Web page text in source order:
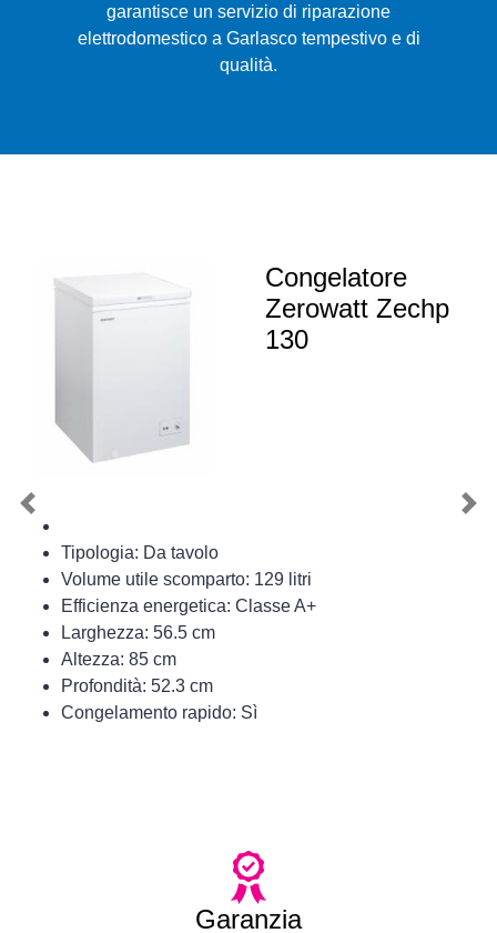
garantisce un servizio di riparazione
elettrodomestico a Garlasco tempestivo e di
qualità.
Congelatore
Zerowatt Zechp
130
Tipologia: Da tavolo
Volume utile scomparto: 129 litri
Efficienza energetica: Classe A+
Larghezza: 56.5 cm
Altezza: 85 cm
Profondità: 52.3 cm
Congelamento rapido: Sì
Previous
Garanzia